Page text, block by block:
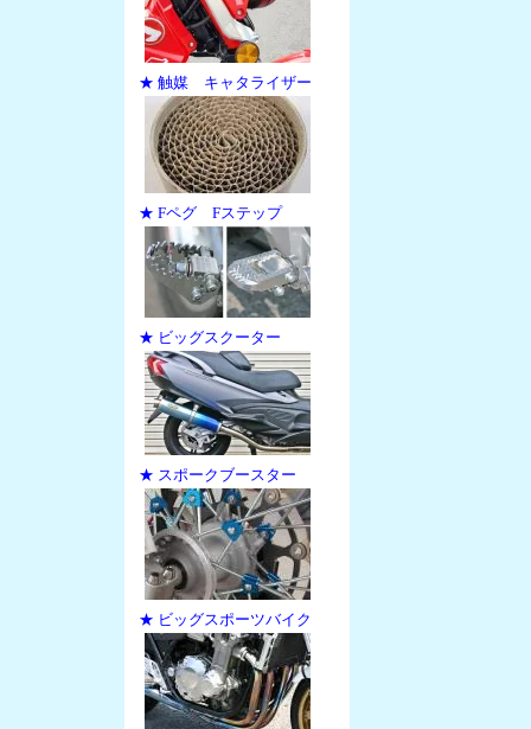
★ 触媒 キャタライザー
★ Fペグ Fステップ
★ ビッグスクーター
★ スポークブースター
★ ビッグスポーツバイク